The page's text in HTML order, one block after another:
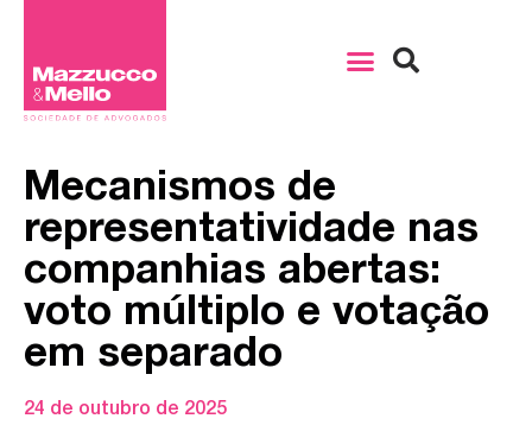
Mecanismos de
representatividade nas
companhias abertas:
voto múltiplo e votação
em separado
24 de outubro de 2025